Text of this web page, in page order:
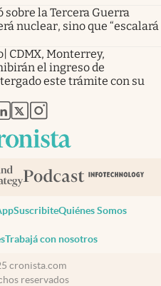
sobre la Tercera Guerra
nuclear, sino que “escalará
CDMX, Monterrey,
el ingreso de
este trámite con su
nueva pestaña
en nueva pestaña
abre en nueva pestaña
abre en nueva pestaña
abre en nueva pestaña
SuscribiteQuiénes Somos
Trabajá con nosotros
cronista.com
reservados